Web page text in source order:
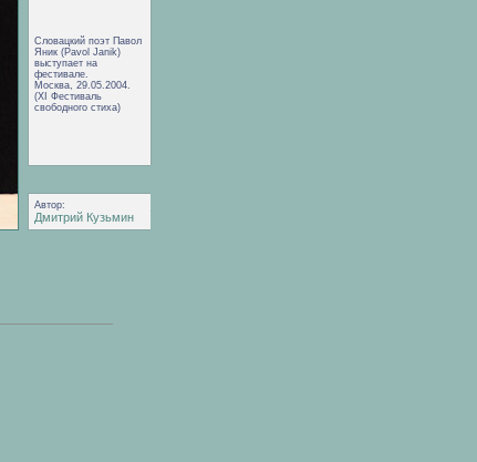
Словацкий поэт Павол
Яник (Pavol Janik)
выступает на
фестивале.
Москва, 29.05.2004.
(XI Фестиваль
свободного стиха)
Автор:
Дмитрий Кузьмин